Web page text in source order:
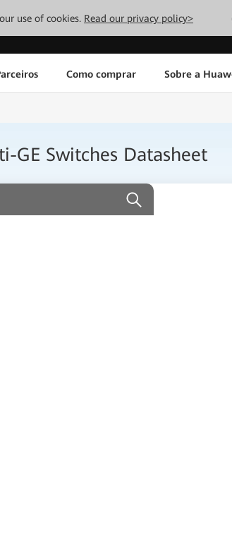
use of cookies. Read our privacy policy>
Como comprar Sobre a
GE Switches Datasheet